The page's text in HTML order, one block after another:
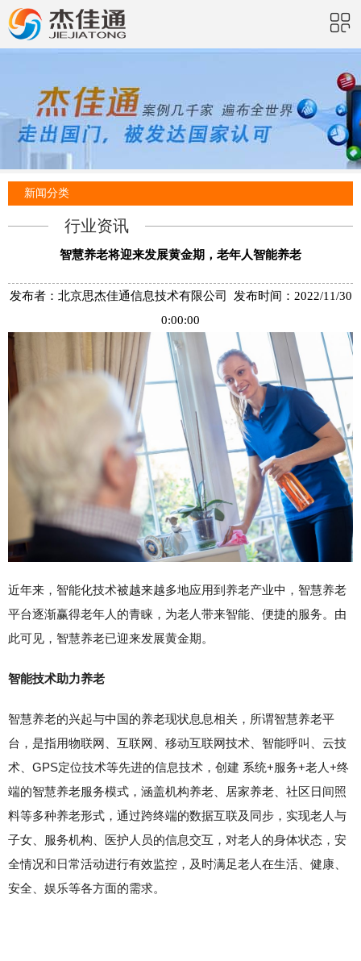
新闻分类
行业资讯
智慧养老将迎来发展黄金期，老年人智能养老
发布者：北京思杰佳通信息技术有限公司 发布时间：2022/11/30
0:00:00
近年来，智能化技术被越来越多地应用到养老产业中，智慧养老
平台逐渐赢得老年人的青睐，为老人带来智能、便捷的服务。由
此可见，智慧养老已迎来发展黄金期。
智能技术助力养老
智慧养老的兴起与中国的养老现状息息相关，所谓智慧养老平
台，是指用物联网、互联网、移动互联网技术、智能呼叫、云技
术、GPS定位技术等先进的信息技术，创建 系统+服务+老人+终
端的智慧养老服务模式，涵盖机构养老、居家养老、社区日间照
料等多种养老形式，通过跨终端的数据互联及同步，实现老人与
子女、服务机构、医护人员的信息交互，对老人的身体状态，安
全情况和日常活动进行有效监控，及时满足老人在生活、健康、
安全、娱乐等各方面的需求。